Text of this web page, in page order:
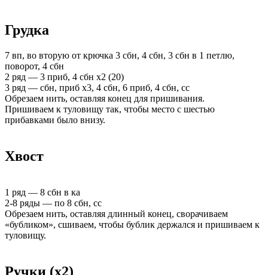
Грудка
7 вп, во вторую от крючка 3 сбн, 4 сбн, 3 сбн в 1 петлю,
поворот, 4 сбн
2 ряд — 3 приб, 4 сбн х2 (20)
3 ряд — сбн, приб х3, 4 сбн, 6 приб, 4 сбн, сс
Обрезаем нить, оставляя конец для пришивания.
Пришиваем к туловищу так, чтобы место с шестью
прибавками было внизу.
Хвост
1 ряд — 8 сбн в ка
2-8 ряды — по 8 сбн, сс
Обрезаем нить, оставляя длинный конец, сворачиваем
«бубликом», сшиваем, чтобы бублик держался и пришиваем к
туловищу.
Ручки (х2)